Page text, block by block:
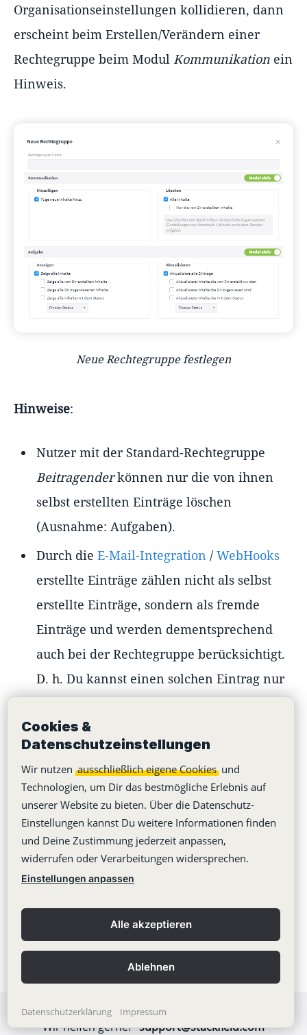
Organisationseinstellungen kollidieren, dann
erscheint beim Erstellen/Verändern einer
Rechtegruppe beim Modul Kommunikation ein
Hinweis.
Neue Rechtegruppe festlegen
Hinweise:
Nutzer mit der Standard-Rechtegruppe
Beitragenderkönnen nur die von ihnen
selbst erstellten Einträge löschen
(Ausnahme: Aufgaben).
Durch die E-Mail-Integration / WebHooks
erstellte Einträge zählen nicht als selbst
erstellte Einträge, sondern als fremde
Einträge und werden dementsprechend
auch bei der Rechtegruppe berücksichtigt.
D. h. Du kannst einen solchen Eintrag nur
Befugnis hast alle Einträge im Raum zu
bearbeiten / löschen.
War dieser Artikel hilfreich?
Cookies &
Datenschutzeinstellungen
Wir nutzen ausschließlich eigene Cookies und
Technologien, um Dir das bestmögliche Erlebnis auf
unserer Website zu bieten. Über die Datenschutz-
Einstellungen kannst Du weitere Informationen finden
und Deine Zustimmung jederzeit anpassen,
widerrufen oder Verarbeitungen widersprechen.
Datenschutzerklärung Impressum
Einstellungen anpassen
Alle akzeptieren
Ablehnen
Wir helfen gerne!support@stackfield.com